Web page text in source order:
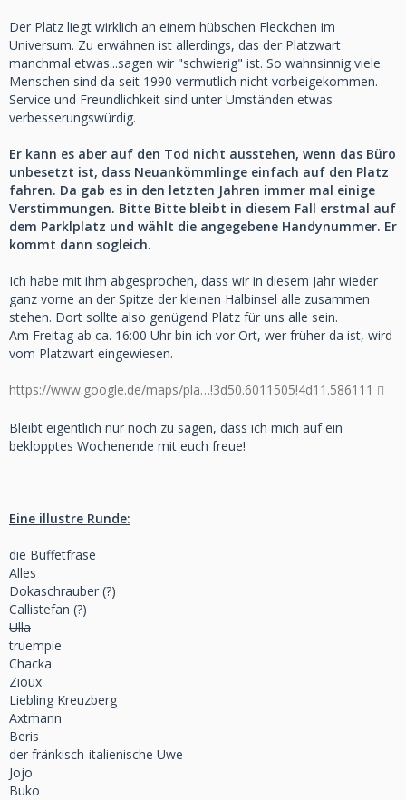
Der Platz liegt wirklich an einem hübschen Fleckchen im
Universum. Zu erwähnen ist allerdings, das der Platzwart
manchmal etwas...sagen wir "schwierig" ist. So wahnsinnig viele
Menschen sind da seit 1990 vermutlich nicht vorbeigekommen.
Service und Freundlichkeit sind unter Umständen etwas
verbesserungswürdig.
Er kann es aber auf den Tod nicht ausstehen, wenn das Büro
unbesetzt ist, dass Neuankömmlinge einfach auf den Platz
fahren. Da gab es in den letzten Jahren immer mal einige
Verstimmungen. Bitte Bitte bleibt in diesem Fall erstmal auf
dem Parklplatz und wählt die angegebene Handynummer. Er
kommt dann sogleich.
Ich habe mit ihm abgesprochen, dass wir in diesem Jahr wieder
ganz vorne an der Spitze der kleinen Halbinsel alle zusammen
stehen. Dort sollte also genügend Platz für uns alle sein.
Am Freitag ab ca. 16:00 Uhr bin ich vor Ort, wer früher da ist, wird
vom Platzwart eingewiesen.
https://www.google.de/maps/pla…!3d50.6011505!4d11.586111
Bleibt eigentlich nur noch zu sagen, dass ich mich auf ein
beklopptes Wochenende mit euch freue!
Eine illustre Runde:
die Buffetfräse
Alles
Dokaschrauber (?)
Callistefan (?)
Ulla
truempie
Chacka
Zioux
Liebling Kreuzberg
Axtmann
Beris
der fränkisch-italienische Uwe
Jojo
Buko